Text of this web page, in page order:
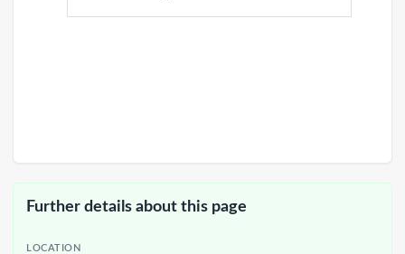
Further details about this page
LOCATION